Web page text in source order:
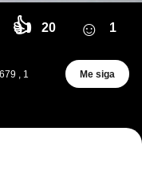
👍 20 ☺ 1
1
Me siga